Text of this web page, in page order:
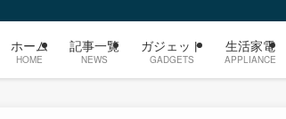
ホーム
HOME
記事一覧
NEWS
ガジェット
GADGETS
生活家電
APPLIANCE